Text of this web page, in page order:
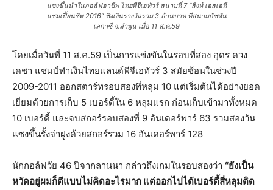
แซงขึ้นนำในกอล์ฟอาชีพ ไทยพีจีเอทัวร์ สนามที่ 7 “สิงห์ เอสเอที
แชมเปี้ยนชิพ 2016” ชิงเงินรางวัลรวม 3 ล้านบาท ที่สนามกัซซัน
เลกาซี่ จ.ลำพูน เมื่อ 11 ส.ค.59
โดยเมื่อวันที่ 11 ส.ค.59 เป็นการแข่งขันในรอบที่สอง อุดร ดวง
เดชา แชมป์ทำเงินไทยแลนด์พีจีเอทัวร์ 3 สมัยซ้อนในช่วงปี
2009-2011 ออกสตาร์ทรอบสองที่หลุม 10 แต่เริ่มต้นได้อย่างยอด
เยี่ยมด้วยการเก็บ 5 เบอร์ดี้ใน 6 หลุมแรก ก่อนเก็บเข้ามาทั้งหมด
10 เบอร์ดี้ และจบสกอร์รอบสองที่ 9 อันเดอร์พาร์ 63 รวมสองวัน
แซงขึ้นรั้งจ่าฝูงด้วยสกอร์รวม 16 อันเดอร์พาร์ 128
นักกอล์ฟวัย 46 ปีจากลานนา กล่าวถึงเกมในรอบสองว่า “ยังเป็น
หวัดอยู่ผมก็ตีแบบไม่คิดอะไรมาก แต่ออกไปได้เบอร์ดี้สี่หลุมติด